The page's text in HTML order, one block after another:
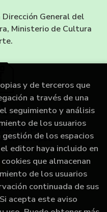
General del
Ministerio de Cultura
y de terceros que
a través de una
seguimiento y análisis
de los usuarios
de los espacios
editor haya incluido en
que almacenan
de los usuarios
continuada de sus
acepta este aviso